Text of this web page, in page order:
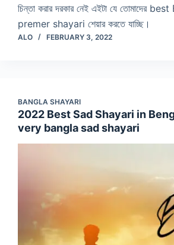
চিন্তা করার দরকার নেই এইটা যে তোমাদের
premer shayari শেয়ার করতে যাচ্ছি।
ALO FEBRUARY 3, 2022
BANGLA SHAYARI
2022 Best Sad Shayari in
very bangla sad shayari